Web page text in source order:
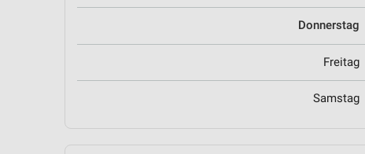
Donnerstag
Freitag
Samstag